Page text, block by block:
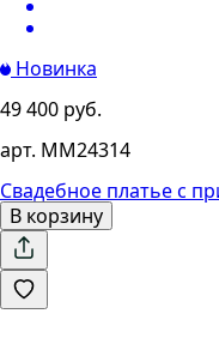
Новинка
49 400 руб.
арт. MM24314
Свадебное платье с
В корзину